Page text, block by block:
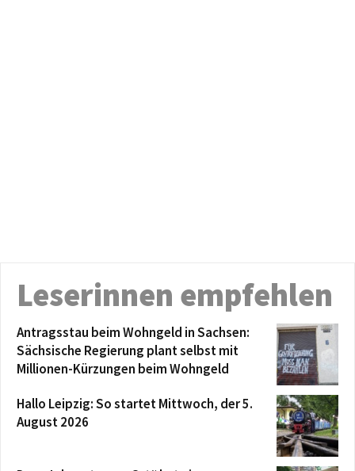
Leserinnen empfehlen
Antragsstau beim Wohngeld in Sachsen:
Sächsische Regierung plant selbst mit
Millionen-Kürzungen beim Wohngeld
Hallo Leipzig: So startet Mittwoch, der 5.
August 2026